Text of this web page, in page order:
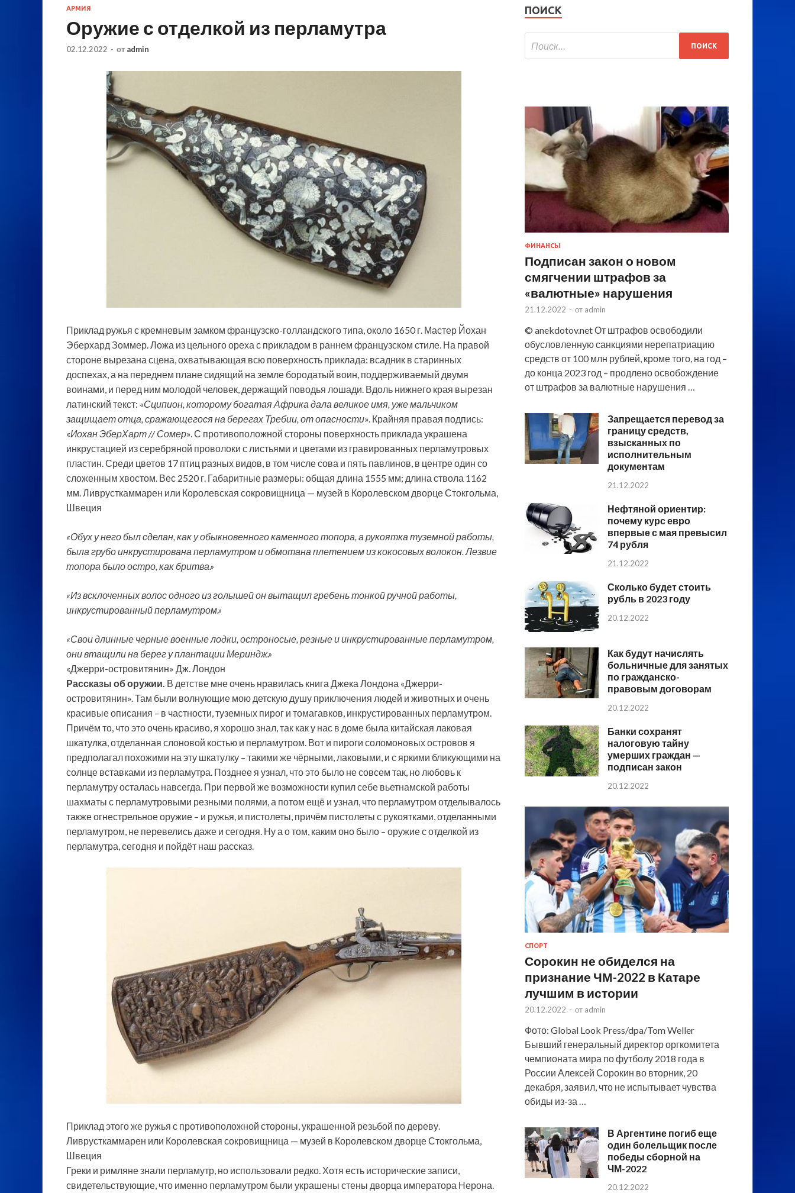
АРМИЯ
Оружие с отделкой из перламутра
02.12.2022 - от admin
Приклад ружья с кремневым замком французско-голландского типа, около 1650 г. Мастер Йохан
Эберхард Зоммер. Ложа из цельного ореха с прикладом в раннем французском стиле. На правой
стороне вырезана сцена, охватывающая всю поверхность приклада: всадник в старинных
доспехах, а на переднем плане сидящий на земле бородатый воин, поддерживаемый двумя
воинами, и перед ним молодой человек, держащий поводья лошади. Вдоль нижнего края вырезан
латинский текст: «Сципион, которому богатая Африка дала великое имя, уже мальчиком
защищает отца, сражающегося на берегах Требии, от опасности». Крайняя правая подпись:
«Иохан ЭберХарт // Сомер». С противоположной стороны поверхность приклада украшена
инкрустацией из серебряной проволоки с листьями и цветами из гравированных перламутровых
пластин. Среди цветов 17 птиц разных видов, в том числе сова и пять павлинов, в центре один со
сложенным хвостом. Вес 2520 г. Габаритные размеры: общая длина 1555 мм; длина ствола 1162
мм. Ливрусткаммарен или Королевская сокровищница — музей в Королевском дворце Стокгольма,
Швеция
«Обух у него был сделан, как у обыкновенного каменного топора, а рукоятка туземной работы,
была грубо инкрустирована перламутром и обмотана плетением из кокосовых волокон. Лезвие
топора было остро, как бритва.»
«Из всклоченных волос одного из голышей он вытащил гребень тонкой ручной работы,
инкрустированный перламутром.»
«Свои длинные черные военные лодки, остроносые, резные и инкрустированные перламутром,
они втащили на берег у плантации Мериндж.»
«Джерри-островитянин» Дж. Лондон
Рассказы об оружии. В детстве мне очень нравилась книга Джека Лондона «Джерри-
островитянин». Там были волнующие мою детскую душу приключения людей и животных и очень
красивые описания – в частности, туземных пирог и томагавков, инкрустированных перламутром.
Причём то, что это очень красиво, я хорошо знал, так как у нас в доме была китайская лаковая
шкатулка, отделанная слоновой костью и перламутром. Вот и пироги соломоновых островов я
предполагал похожими на эту шкатулку – такими же чёрными, лаковыми, и с яркими бликующими на
солнце вставками из перламутра. Позднее я узнал, что это было не совсем так, но любовь к
перламутру осталась навсегда. При первой же возможности купил себе вьетнамской работы
шахматы с перламутровыми резными полями, а потом ещё и узнал, что перламутром отделывалось
также огнестрельное оружие – и ружья, и пистолеты, причём пистолеты с рукоятками, отделанными
перламутром, не перевелись даже и сегодня. Ну а о том, каким оно было – оружие с отделкой из
перламутра, сегодня и пойдёт наш рассказ.
Приклад этого же ружья с противоположной стороны, украшенной резьбой по дереву.
Ливрусткаммарен или Королевская сокровищница — музей в Королевском дворце Стокгольма,
Швеция
Греки и римляне знали перламутр, но использовали редко. Хотя есть исторические записи,
свидетельствующие, что именно перламутром были украшены стены дворца императора Нерона.
ПОИСК
ФИНАНСЫ
Подписан закон о новом
смягчении штрафов за
«валютные» нарушения
21.12.2022 - от admin
© anekdotov.net От штрафов освободили
обусловленную санкциями нерепатриацию
средств от 100 млн рублей, кроме того, на год –
до конца 2023 год – продлено освобождение
от штрафов за валютные нарушения …
Запрещается перевод за
границу средств,
взысканных по
исполнительным
документам
21.12.2022
Нефтяной ориентир:
почему курс евро
впервые с мая превысил
74 рубля
21.12.2022
Сколько будет стоить
рубль в 2023 году
20.12.2022
Как будут начислять
больничные для занятых
по гражданско-
правовым договорам
20.12.2022
Банки сохранят
налоговую тайну
умерших граждан —
подписан закон
20.12.2022
СПОРТ
Сорокин не обиделся на
признание ЧМ-2022 в Катаре
лучшим в истории
20.12.2022 - от admin
Фото: Global Look Press/dpa/Tom Weller
Бывший генеральный директор оргкомитета
чемпионата мира по футболу 2018 года в
России Алексей Сорокин во вторник, 20
декабря, заявил, что не испытывает чувства
обиды из-за …
В Аргентине погиб еще
один болельщик после
победы сборной на
ЧМ-2022
20.12.2022